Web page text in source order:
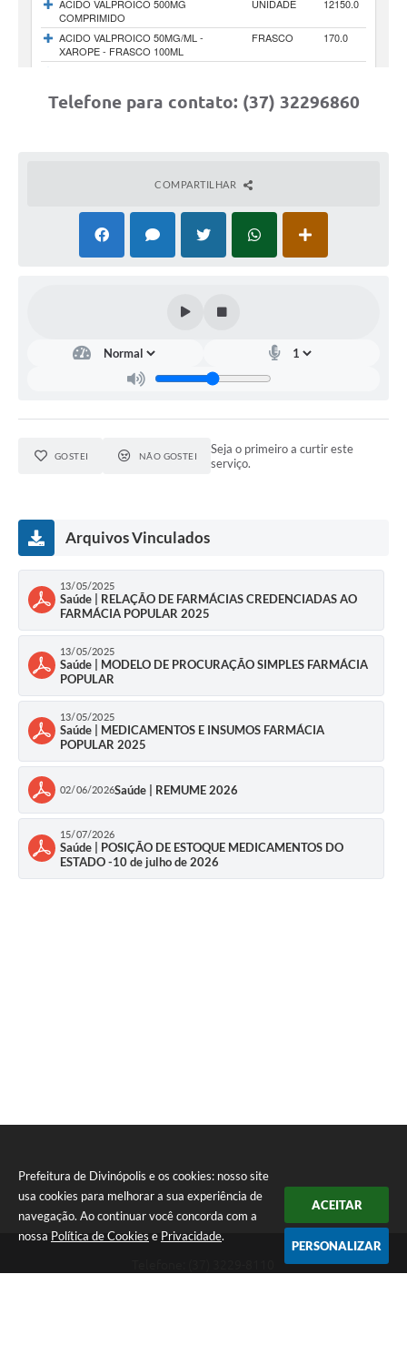
Prefeitura de Divinópolis e os cookies: nosso site
usa cookies para melhorar a sua experiência de
navegação. Ao continuar você concorda com a
nossa Política de Cookies e Privacidade.
ACEITAR
PERSONALIZAR
Telefone para contato: (37) 32296860
COMPARTILHAR
GOSTEI NÃO GOSTEI
Seja o primeiro a curtir este
serviço.
Arquivos Vinculados
13/05/2025
Saúde | RELAÇÃO DE FARMÁCIAS CREDENCIADAS AO
FARMÁCIA POPULAR 2025
13/05/2025
Saúde | MODELO DE PROCURAÇÃO SIMPLES FARMÁCIA
POPULAR
13/05/2025
Saúde | MEDICAMENTOS E INSUMOS FARMÁCIA
POPULAR 2025
02/06/2026Saúde | REMUME 2026
15/07/2026
Saúde | POSIÇÃO DE ESTOQUE MEDICAMENTOS DO
ESTADO -10 de julho de 2026